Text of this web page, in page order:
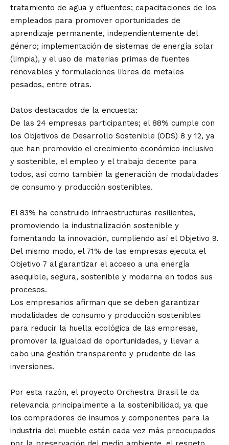
tratamiento de agua y efluentes; capacitaciones de los
empleados para promover oportunidades de
aprendizaje permanente, independientemente del
género; implementación de sistemas de energía solar
(limpia), y el uso de materias primas de fuentes
renovables y formulaciones libres de metales
pesados, entre otras.
Datos destacados de la encuesta:
De las 24 empresas participantes; el 88% cumple con
los Objetivos de Desarrollo Sostenible (ODS) 8 y 12, ya
que han promovido el crecimiento económico inclusivo
y sostenible, el empleo y el trabajo decente para
todos, así como también la generación de modalidades
de consumo y producción sostenibles.
El 83% ha construido infraestructuras resilientes,
promoviendo la industrialización sostenible y
fomentando la innovación, cumpliendo así el Objetivo 9.
Del mismo modo, el 71% de las empresas ejecuta el
Objetivo 7 al garantizar el acceso a una energía
asequible, segura, sostenible y moderna en todos sus
procesos.
Los empresarios afirman que se deben garantizar
modalidades de consumo y producción sostenibles
para reducir la huella ecológica de las empresas,
promover la igualdad de oportunidades, y llevar a
cabo una gestión transparente y prudente de las
inversiones.
Por esta razón, el proyecto Orchestra Brasil le da
relevancia principalmente a la sostenibilidad, ya que
los compradores de insumos y componentes para la
industria del mueble están cada vez más preocupados